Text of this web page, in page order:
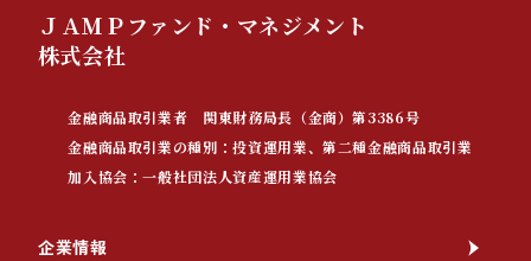
ＪＡＭＰファンド・マネジメント
株式会社
金融商品取引業者 関東財務局長（金商）第3386号
金融商品取引業の種別：投資運用業、第二種金融商品取引業
加入協会：一般社団法人資産運用業協会
企業情報